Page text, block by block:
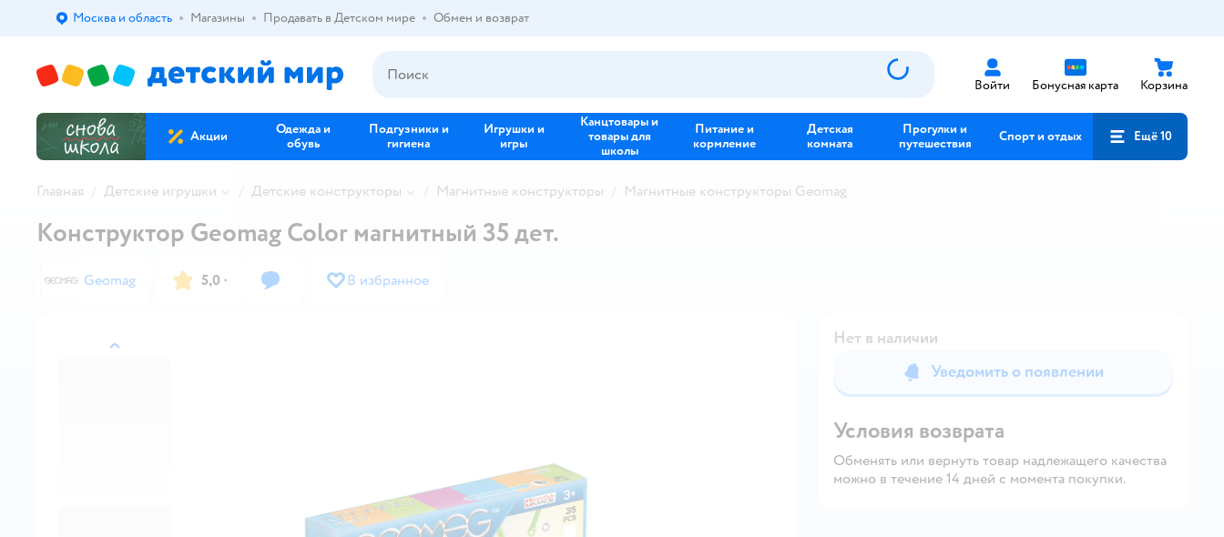
Выбор адреса доставки.
Москва и область Магазины Продавать в Детском мире Обмен и возврат
Войти Бонусная карта Корзина
Акции
Одежда и
обувь
Подгузники и
гигиена
Игрушки и
игры
Канцтовары и
товары для
школы
Питание и
кормление
Детская
комната
Прогулки и
путешествия
Спорт и отдых Ещё 10
Главная Детские игрушки Детские конструкторы Магнитные конструкторы Магнитные конструкторы Geomag
назад
Конструктор Geomag Color магнитный 35 дет.
Geomag 5,0 · В избранное
Нет в наличии
Уведомить о появлении
Условия возврата
Обменять или вернуть товар надлежащего качества
можно в течение 14 дней с момента покупки.